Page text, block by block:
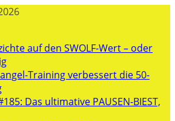
auf den SWOLF-Wert – oder
Training verbessert die 50-
Das ultimative PAUSEN-BIEST,